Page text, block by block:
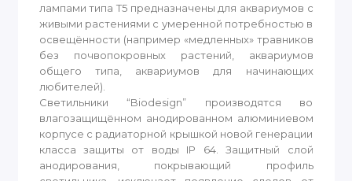
лампами типа T5 предназначены для аквариумов с
живыми растениями с умеренной потребностью в
освещённости (например «медленных» травников
без почвопокровных растений, аквариумов
общего типа, аквариумов для начинающих
любителей).
Светильники “Biodesign” производятся во
влагозащищённом анодированном алюминиевом
корпусе c радиаторной крышкой новой генерации
класса защиты от воды IP 64. Защитный слой
анодирования, покрывающий профиль